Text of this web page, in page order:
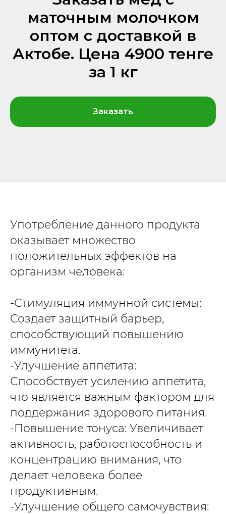
маточным молочком
оптом с доставкой в
Актобе. Цена 4900 тенге
за 1 кг
Заказать
Употребление данного продукта
оказывает множество
положительных эффектов на
организм человека:
-Стимуляция иммунной системы:
Создает защитный барьер,
способствующий повышению
иммунитета.
-Улучшение аппетита:
Способствует усилению аппетита,
что является важным фактором для
поддержания здорового питания.
-Повышение тонуса: Увеличивает
активность, работоспособность и
концентрацию внимания, что
делает человека более
продуктивным.
-Улучшение общего самочувствия: